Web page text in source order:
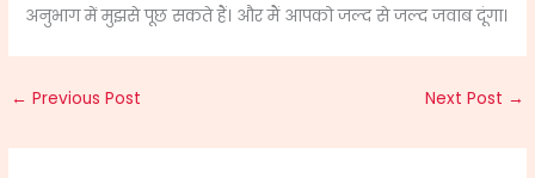
अनुभाग में मुझसे पूछ सकते हैं। और मैं आपको जल्द से जल्द जवाब दूंगा।
← Previous Post Next Post →